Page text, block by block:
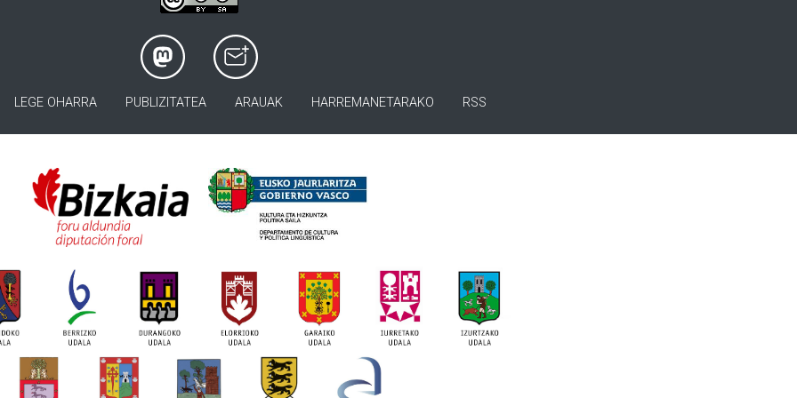
LEGE OHARRA PUBLIZITATEA ARAUAK HARREMANETARAKO RSS